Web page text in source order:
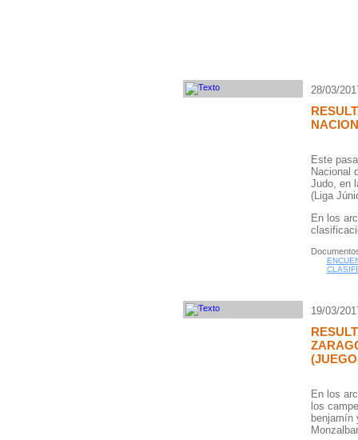
28/03/
Este
Nacional
Judo, en
(Liga
En los
19/03/
En los
los
benjamín